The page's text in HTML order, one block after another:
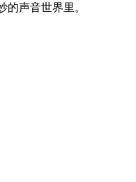
声音世界里。